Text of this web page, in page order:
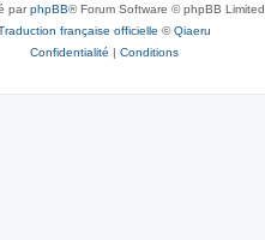
parphpBB® Forum Software © phpBB Limited
française officielle ©Qiaeru
Confidentialité | Conditions